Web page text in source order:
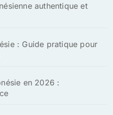
authentique et
: Guide pratique pour
en 2026 :